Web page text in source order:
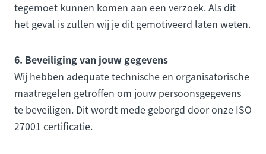
tegemoet kunnen komen aan een verzoek. Als dit
het geval is zullen wij je dit gemotiveerd laten weten.
6. Beveiliging van jouw gegevens
Wij hebben adequate technische en organisatorische
maatregelen getroffen om jouw persoonsgegevens
te beveiligen. Dit wordt mede geborgd door onze ISO
27001 certificatie.